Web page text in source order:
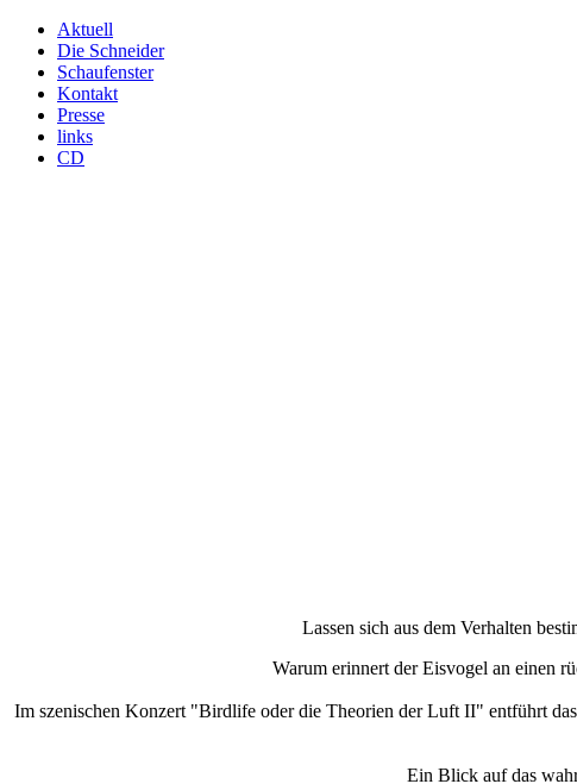
Aktuell
Die Schneider
Schaufenster
Kontakt
Presse
links
CD
Lassen sich aus dem Verhalten
Warum erinnert der Eisvogel an einen
Im szenischen Konzert "Birdlife oder die Theorien der Luft II" entführt
Ein Blick auf das